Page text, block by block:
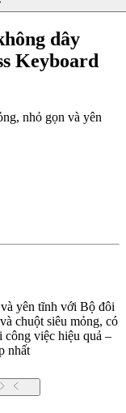
dây
Keyboard
nhỏ gọn và yên
yên tĩnh với Bộ đôi
chuột siêu mỏng, có
công việc hiệu quả –
nhất